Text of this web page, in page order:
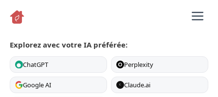
Explorez avec votre IA préférée:
ChatGPT Perplexity
Google AI C Claude.ai